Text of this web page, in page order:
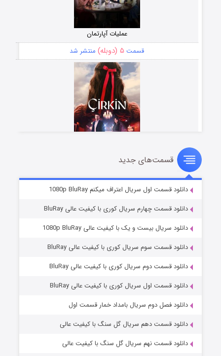
عملیات آپارتمان
قسمت ۵ (دوبله) منتشر شد
سریال زشت
قسمت۲ (زیرنویس) منتشر شد
مردگان متحرک: شهر مرده ۳
قسمت۲ (زیرنویس) منتشر شد
قسمت‌های جدید
دانلود قسمت اول سریال اعتراف میکنم 1080p BluRay
دانلود قسمت چهارم سریال کوری با کیفیت عالی BluRay
دانلود سریال بیست و یک با کیفیت عالی 1080p BluRay
دانلود قسمت سوم سریال کوری با کیفیت عالی BluRay
دانلود قسمت دوم سریال کوری با کیفیت عالی BluRay
دانلود قسمت اول سریال کوری با کیفیت عالی BluRay
دانلود فصل دوم سریال بامداد خمار قسمت اول
دانلود قسمت دهم سریال گل سنگ با کیفیت عالی
دانلود قسمت نهم سریال گل سنگ با کیفیت عالی